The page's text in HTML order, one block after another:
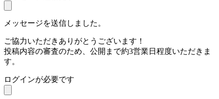
メッセージを送信しました。
ご協力いただきありがとうございます！
投稿内容の審査のため、公開まで約3営業日程度いただきま
す。
ログインが必要です